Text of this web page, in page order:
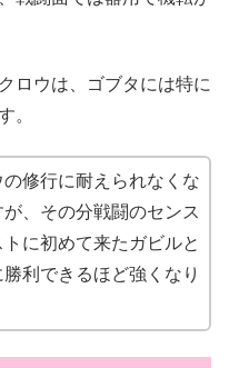
ロウは、ゴブタには特に
。
修行に耐えられなくな
、その分戦闘のセンス
に初めて来たガビルと
利できるほど強くなり